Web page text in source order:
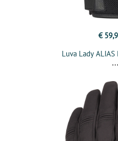
€
Luva Lady ALIAS